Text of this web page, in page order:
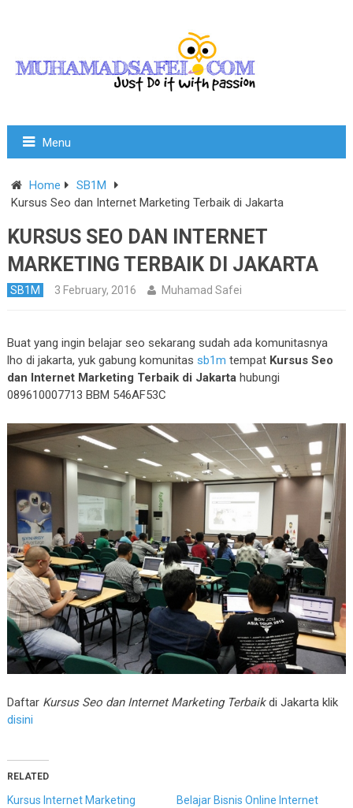
Menu
Home
SB1M
Kursus Seo dan Internet Marketing Terbaik di Jakarta
KURSUS SEO DAN INTERNET
MARKETING TERBAIK DI JAKARTA
SB1M 3 February, 2016 Muhamad Safei
Buat yang ingin belajar seo sekarang sudah ada komunitasnya
lho di jakarta, yuk gabung komunitas sb1m tempat Kursus Seo
dan Internet Marketing Terbaik di Jakartahubungi
089610007713 BBM 546AF53C
Daftar Kursus Seo dan Internet Marketing Terbaikdi Jakarta klik
disini
RELATED
Kursus Internet Marketing
Belajar Bisnis Online Internet